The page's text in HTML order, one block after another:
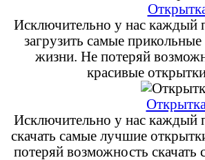
Исключительно у нас каждый
загрузить самые
жизни. Не потеряй
красивые
Исключительно у нас каждый
скачать самые лучшие
потеряй возможность